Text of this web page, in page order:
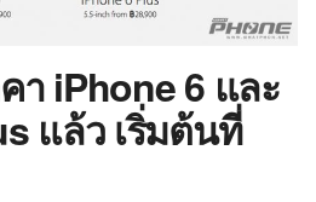
า iPhone 6 และ
แล้ว เริ่มต้นที่